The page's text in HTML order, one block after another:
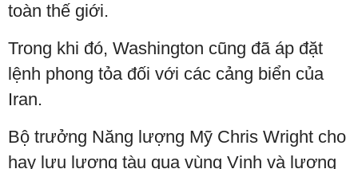
toàn thế giới.
Trong khi đó, Washington cũng đã áp đặt
lệnh phong tỏa đối với các cảng biển của
Iran.
Bộ trưởng Năng lượng Mỹ Chris Wright cho
hay lưu lượng tàu qua vùng Vịnh và lượng